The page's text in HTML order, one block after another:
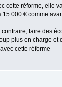
cette réforme, elle
000 € comme
faire des
plus en charge et
cette réforme